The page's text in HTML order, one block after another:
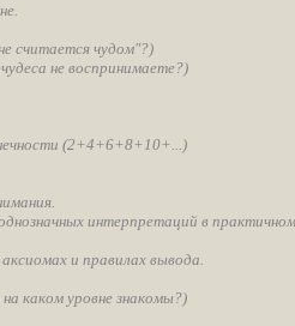
считается чудом"?)
не воспринимаете?)
(2+4+6+8+10+...)
интерпретаций в
и правилах вывода.
каком уровне знакомы?)